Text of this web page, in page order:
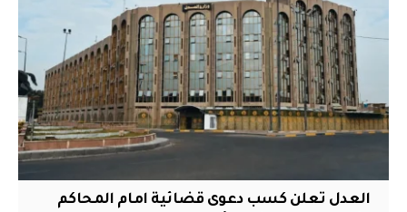
العدل تعلن كسب دعوى قضائية امام المحاكم